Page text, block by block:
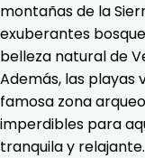
montañas de la
exuberantes
belleza natural de
Además, las playas
famosa zona
imperdibles para
tranquila y relajante.